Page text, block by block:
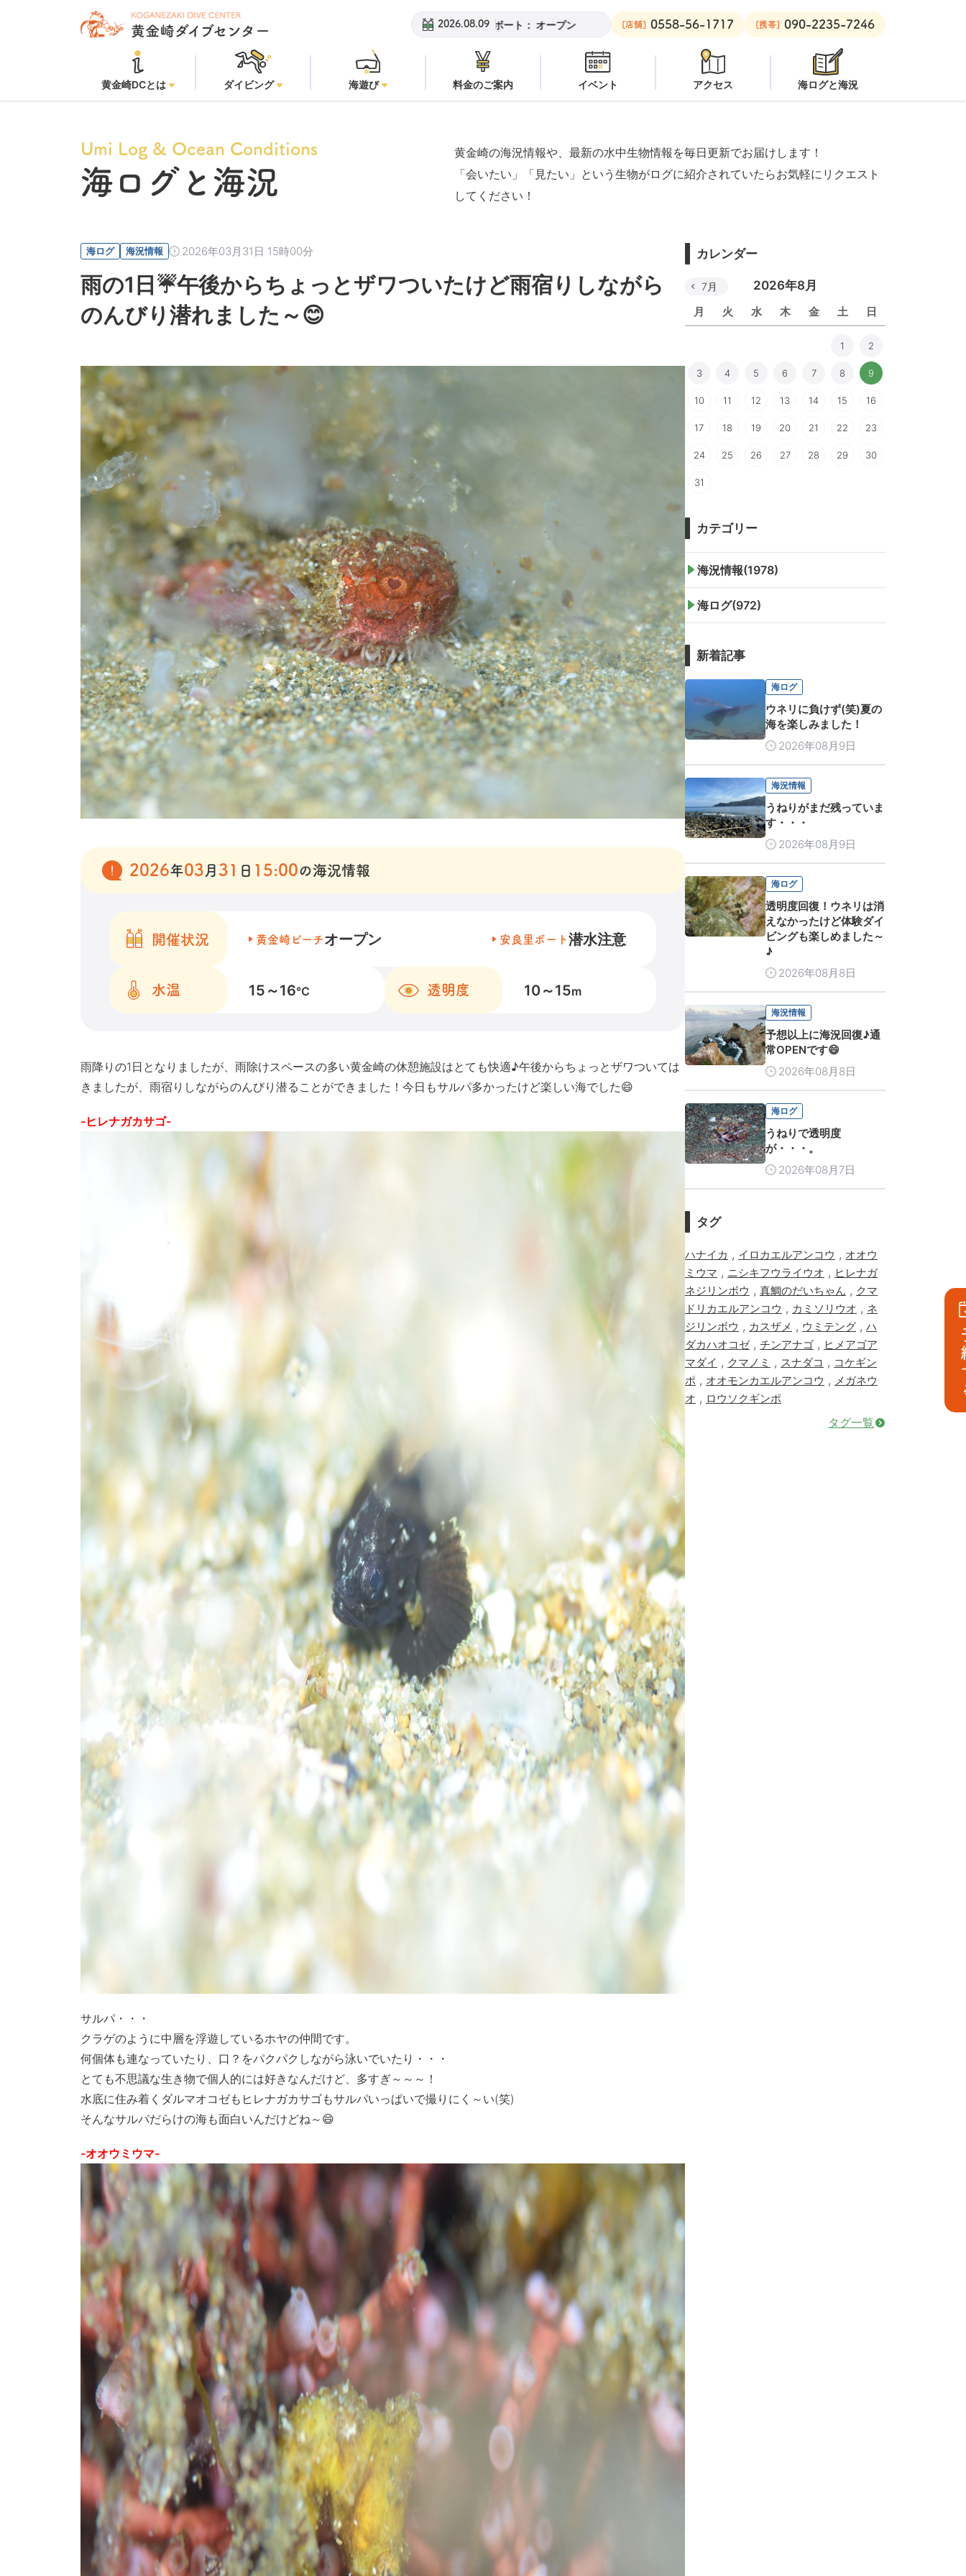
2026.08.09
安良里ボート：オープン 黄金崎ビーチ： オープン 安良里ボート： オープン
[店舗] 0558-56-1717 [携帯] 090-2235-7246
黄金崎DCとは ダイビング 海遊び 料金のご案内 イベント アクセス 海ログと海況
Umi Log & Ocean Conditions
海ログと海況
黄金崎の海況情報や、最新の水中生物情報を毎日更新でお届けします！
「会いたい」「見たい」という生物がログに紹介されていたらお気軽にリクエスト
してください！
海ログ 海況情報 2026年03月31日 15時00分
雨の1日☔午後からちょっとザワついたけど雨宿りしながら
のんびり潜れました～😊
2026年03 月 31 日 15:00の海況情報
開催状況 黄金崎ビーチオープン 安良里ボート 潜水注意
水温 15～16℃ 透明度 10～15m
雨降りの1日となりましたが、雨除けスペースの多い黄金崎の休憩施設はとても快適♪午後からちょっとザワついては
きましたが、雨宿りしながらのんびり潜ることができました！今日もサルパ多かったけど楽しい海でした😄
-ヒレナガカサゴ-
サルパ・・・
クラゲのように中層を浮遊しているホヤの仲間です。
何個体も連なっていたり、口？をパクパクしながら泳いでいたり・・・
とても不思議な生き物で個人的には好きなんだけど、多すぎ～～～！
水底に住み着くダルマオコゼもヒレナガカサゴもサルパいっぱいで撮りにく～い(笑)
そんなサルパだらけの海も面白いんだけどね～😄
-オオウミウマ-
カレンダー
2026年8月
月 火 水 木 金 土 日
7月
1 2
3 4 5 6 7 8 9
10 11 12 13 14 15 16
17 18 19 20 21 22 23
24 25 26 27 28 29 30
31
カテゴリー
海況情報(1978)
海ログ(972)
新着記事
海ログ
ウネリに負けず(笑)夏の
海を楽しみました！
2026年08月9日
海況情報
うねりがまだ残っていま
す・・・
2026年08月9日
海ログ
透明度回復！ウネリは消
えなかったけど体験ダイ
ビングも楽しめました～
♪
2026年08月8日
海況情報
予想以上に海況回復♪通
常OPENです😄
2026年08月8日
海ログ
うねりで透明度
が・・・。
2026年08月7日
タグ
ハナイカ , イロカエルアンコウ , オオウ
ミウマ , ニシキフウライウオ , ヒレナガ
ネジリンボウ , 真鯛のだいちゃん , クマ
ドリカエルアンコウ , カミソリウオ , ネ
ジリンボウ , カスザメ , ウミテング , ハ
ダカハオコゼ, チンアナゴ , ヒメアゴア
マダイ , クマノミ , スナダコ , コケギン
ポ , オオモンカエルアンコウ , メガネウ
オ , ロウソクギンポ
タグ一覧